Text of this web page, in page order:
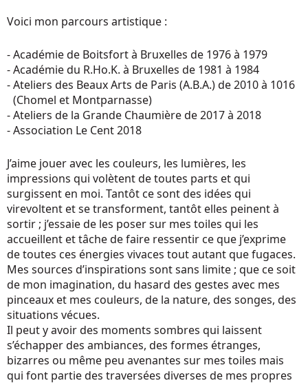
Voici mon parcours artistique :
- Académie de Boitsfort à Bruxelles de 1976 à 1979
-Académie du R.Ho.K. à Bruxelles de 1981 à 1984
-Ateliers des Beaux Arts de Paris (A.B.A.) de 2010 à 1016
(Chomel et Montparnasse)
-Ateliers de la Grande Chaumière de 2017 à 2018
-Association Le Cent 2018
J’aime jouer avec les couleurs, les lumières, les
impressions qui volètent de toutes parts et qui
surgissent en moi. Tantôt ce sont des idées qui
virevoltent et se transforment, tantôt elles peinent à
sortir ; j’essaie de les poser sur mes toiles qui les
accueillent et tâche de faire ressentir ce que j’exprime
de toutes ces énergies vivaces tout autant que fugaces.
Mes sources d’inspirations sont sans limite ; que ce soit
de mon imagination, du hasard des gestes avec mes
pinceaux et mes couleurs, de la nature, des songes, des
situations vécues.
Il peut y avoir des moments sombres qui laissent
s’échapper des ambiances, des formes étranges,
bizarres ou même peu avenantes sur mes toiles mais
qui font partie des traversées diverses de mes propres